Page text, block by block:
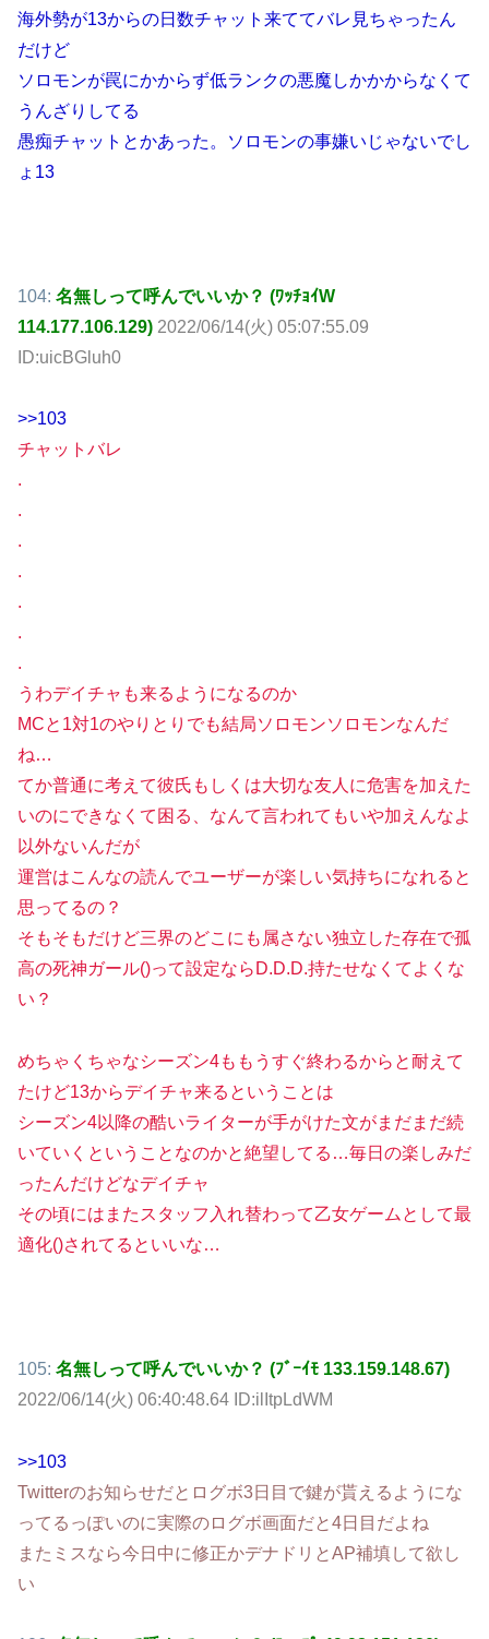
海外勢が13からの日数チャット来ててバレ見ちゃったん
だけど
ソロモンが罠にかからず低ランクの悪魔しかかからなくて
うんざりしてる
愚痴チャットとかあった。ソロモンの事嫌いじゃないでし
ょ13
104: 名無しって呼んでいいか？ (ﾜｯﾁｮｲW
114.177.106.129) 2022/06/14(火) 05:07:55.09
ID:uicBGluh0
>>103
チャットバレ
.
.
.
.
.
.
.
うわデイチャも来るようになるのか
MCと1対1のやりとりでも結局ソロモンソロモンなんだ
ね…
てか普通に考えて彼氏もしくは大切な友人に危害を加えた
いのにできなくて困る、なんて言われてもいや加えんなよ
以外ないんだが
運営はこんなの読んでユーザーが楽しい気持ちになれると
思ってるの？
そもそもだけど三界のどこにも属さない独立した存在で孤
高の死神ガール()って設定ならD.D.D.持たせなくてよくな
い？
めちゃくちゃなシーズン4ももうすぐ終わるからと耐えて
たけど13からデイチャ来るということは
シーズン4以降の酷いライターが手がけた文がまだまだ続
いていくということなのかと絶望してる…毎日の楽しみだ
ったんだけどなデイチャ
その頃にはまたスタッフ入れ替わって乙女ゲームとして最
適化()されてるといいな…
105: 名無しって呼んでいいか？ (ﾌﾞｰｲﾓ 133.159.148.67)
2022/06/14(火) 06:40:48.64 ID:ilItpLdWM
>>103
Twitterのお知らせだとログボ3日目で鍵が貰えるようにな
ってるっぽいのに実際のログボ画面だと4日目だよね
またミスなら今日中に修正かデナドリとAP補填して欲し
い